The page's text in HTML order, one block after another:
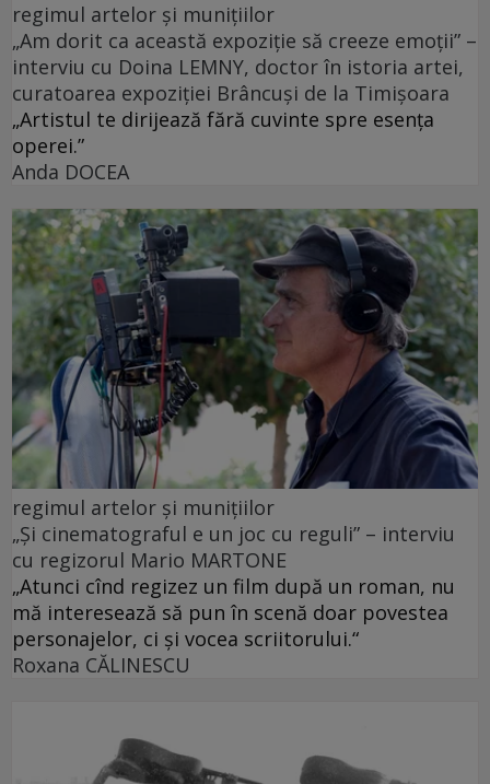
regimul artelor şi muniţiilor
„Am dorit ca această expoziție să creeze emoții” –
interviu cu Doina LEMNY, doctor în istoria artei,
curatoarea expoziției Brâncuși de la Timișoara
„Artistul te dirijează fără cuvinte spre esența
operei.”
Anda DOCEA
regimul artelor şi muniţiilor
„Și cinematograful e un joc cu reguli” – interviu
cu regizorul Mario MARTONE
„Atunci cînd regizez un film după un roman, nu
mă interesează să pun în scenă doar povestea
personajelor, ci și vocea scriitorului.“
Roxana CĂLINESCU